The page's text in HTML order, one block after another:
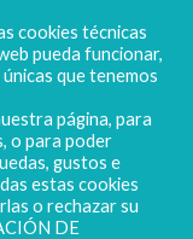
D, Nº4
cookies técnicas
pueda funcionar,
que tenemos
página, para
o para poder
gustos e
estas cookies
o rechazar su
DE